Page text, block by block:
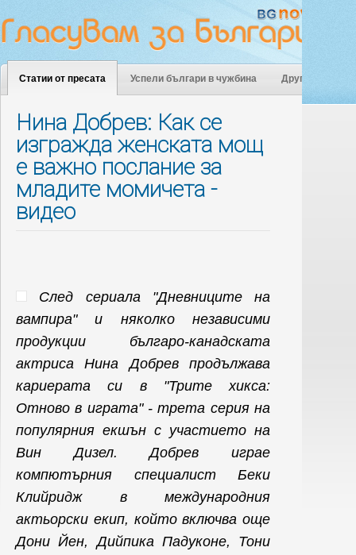
Статии от пресата Успели българи в чужбина Други
Нина Добрев: Как се
изгражда женската мощ
е важно послание за
младите момичета -
видео
След сериала "Дневниците на
вампира" и няколко независими
продукции българо-канадската
актриса Нина Добрев продължава
кариерата си в "Трите хикса:
Отново в играта" - трета серия на
популярния екшън с участието на
Вин Дизел. Добрев играе
компютърния специалист Беки
Клийридж в международния
актьорски екип, който включва още
Дони Йен, Дийпика Падуконе, Тони